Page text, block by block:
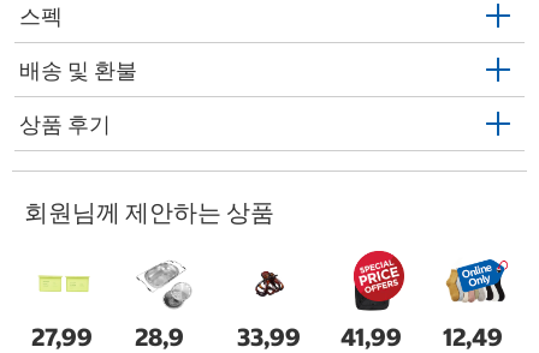
스펙
배송 및 환불
상품 후기
회원님께 제안하는 상품
27,99
28,9
33,99
41,99
12,49